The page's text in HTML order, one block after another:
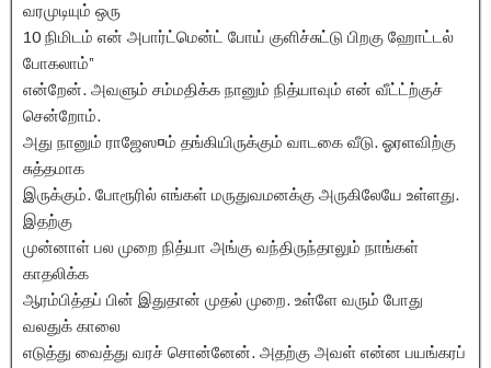
வரமுடியும் ஒரு
10 நிமிடம் என் அபார்ட்மென்ட் போய் குளிச்சுட்டு பிறகு ஹோட்டல்
போகலாம்”
என்றேன். அவளும் சம்மதிக்க நானும் நித்யாவும் என் வீட்ட்ற்குச்
சென்றோம்.
அது நானும் ராஜேஸ¤ம் தங்கியிருக்கும் வாடகை வீடு. ஓரளவிற்கு
சுத்தமாக
இருக்கும். போரூரில் எங்கள் மருதுவமனக்கு அருகிலேயே உள்ளது.
இதற்கு
முன்னாள் பல முறை நித்யா அங்கு வந்திருந்தாலும் நாங்கள்
காதலிக்க
ஆரம்பித்தப் பின் இதுதான் முதல் முறை. உள்ளே வரும் போது
வலதுக் காலை
எடுத்து வைத்து வரச் சொன்னேன். அதற்கு அவள் என்ன பயங்கரப்